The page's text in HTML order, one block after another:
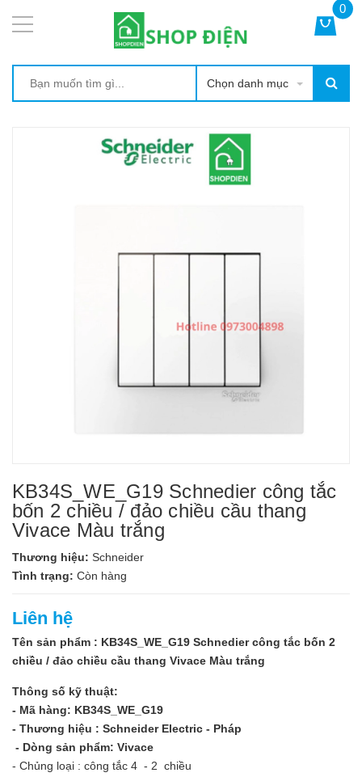
Chọn danh mục
0
KB34S_WE_G19 Schnedier công tắc
bốn 2 chiều / đảo chiều cầu thang
Vivace Màu trắng
Thương hiệu: Schneider
Tình trạng: Còn hàng
Liên hệ
Tên sản phẩm : KB34S_WE_G19 Schnedier công tắc bốn 2
chiều / đảo chiều cầu thang Vivace Màu trắng
Thông số kỹ thuật:
- Mã hàng: KB34S_WE_G19
- Thương hiệu : Schneider Electric - Pháp
- Dòng sản phẩm: Vivace
- Chủng loại : công tắc 4 - 2 chiều